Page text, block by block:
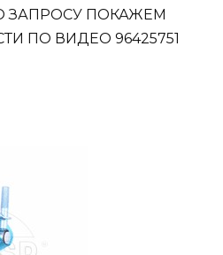
ЗАПРОСУ ПОКАЖЕМ
ПО ВИДЕО 96425751